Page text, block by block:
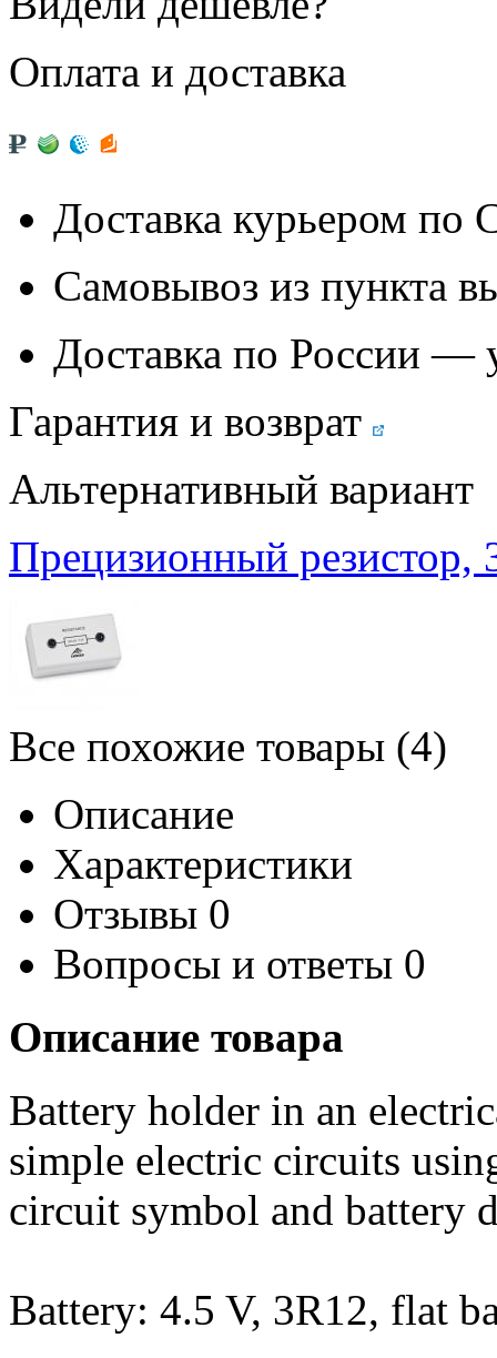
Оплата и доставка
Доставка курьером
Самовывоз из пункта
Доставка по России —
Гарантия и возврат
Альтернативный вариант
Прецизионный резистор,
Все похожие товары (4)
Описание
Характеристики
Отзывы 0
Вопросы и ответы 0
Описание товара
Battery holder in an
simple electric circuits
circuit symbol and battery
Battery: 4.5 V, 3R12, flat